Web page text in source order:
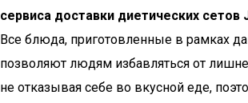
сервиса доставки диетических сетов
Все блюда, приготовленные в рамках
позволяют людям избавляться от
не отказывая себе во вкусной еде,